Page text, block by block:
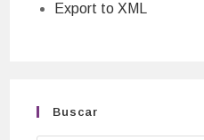
Export to XML
Buscar